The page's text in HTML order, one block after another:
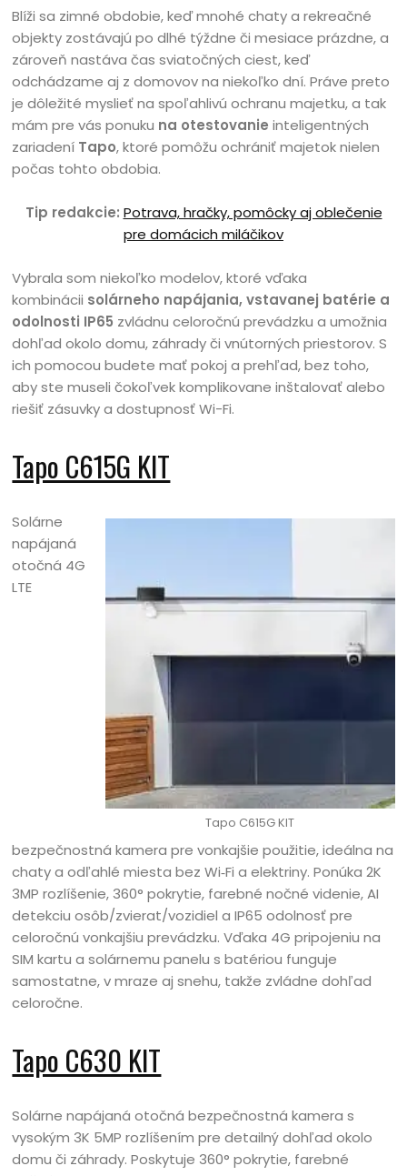
Blíži sa zimné obdobie, keď mnohé chaty a rekreačné
objekty zostávajú po dlhé týždne či mesiace prázdne, a
zároveň nastáva čas sviatočných ciest, keď
odchádzame aj z domovov na niekoľko dní. Práve preto
je dôležité myslieť na spoľahlivú ochranu majetku, a tak
mám pre vás ponuku na otestovanie inteligentných
zariadení Tapo, ktoré pomôžu ochrániť majetok nielen
počas tohto obdobia.
Tip redakcie: Potrava, hračky, pomôcky aj oblečenie
pre domácich miláčikov
Vybrala som niekoľko modelov, ktoré vďaka
kombinácii solárneho napájania, vstavanej batérie a
odolnosti IP65 zvládnu celoročnú prevádzku a umožnia
dohľad okolo domu, záhrady či vnútorných priestorov. S
ich pomocou budete mať pokoj a prehľad, bez toho,
aby ste museli čokoľvek komplikovane inštalovať alebo
riešiť zásuvky a dostupnosť Wi-Fi.
Tapo C615G KIT
Tapo C615G KIT
Solárne
napájaná
otočná 4G
LTE
bezpečnostná kamera pre vonkajšie použitie, ideálna na
chaty a odľahlé miesta bez Wi‑Fi a elektriny. Ponúka 2K
3MP rozlíšenie, 360° pokrytie, farebné nočné videnie, AI
detekciu osôb/zvierat/vozidiel a IP65 odolnosť pre
celoročnú vonkajšiu prevádzku. Vďaka 4G pripojeniu na
SIM kartu a solárnemu panelu s batériou funguje
samostatne, v mraze aj snehu, takže zvládne dohľad
celoročne.
Tapo C630 KIT
Solárne napájaná otočná bezpečnostná kamera s
vysokým 3K 5MP rozlíšením pre detailný dohľad okolo
domu či záhrady. Poskytuje 360° pokrytie, farebné